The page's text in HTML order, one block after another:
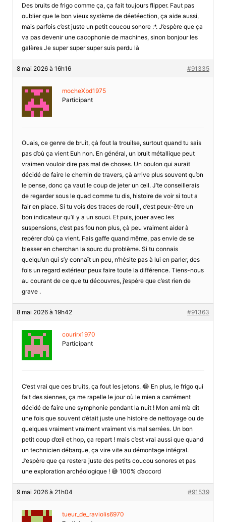
Des bruits de frigo comme ça, ça fait toujours flipper. Faut pas
oublier que le bon vieux système de déetéection, ça aide aussi,
mais parfois c’est juste un petit coucou sonore :*. J’espère que ça
va pas devenir une cacophonie de machines, sinon bonjour les
galères Je super super super suis perdu là
8 mai 2026 à 16h16 #91335
mocheXbd1975
Participant
Ouais, ce genre de bruit, çà fout la trouilse, surtout quand tu sais
pas d’où ça vient Euh non. En général, un bruit métallique peut
vraimen vouloir dire pas mal de choses. Un boulon qui aurait
décidé de faire le chemin de travers, çà arrive plus souvent qu’on
le pense, donc ça vaut le coup de jeter un œil. J’te conseillerais
de regarder sous le quad comme tu dis, histoire de voir si tout a
l’air en place. Si tu vois des traces de rouill, c’est peux-être un
bon indicateur qu’il y a un souci. Et puis, jouer avec les
suspensions, c’est pas fou non plus, çà peu vraiment aider à
repérer d’où ça vient. Fais gaffe quand même, pas envie de se
blesser en cherchan la sourc du problème. Si tu connais
quelqu’un qui s’y connaît un peu, n’hésite pas à lui en parler, des
fois un regard extérieur peux faire toute la différence. Tiens-nous
au courant de ce que tu découvres, j’espére que c’est rien de
grave .
8 mai 2026 à 19h42 #91363
courirx1970
Participant
C’est vrai que ces bruits, ça fout les jetons. 😂 En plus, le frigo qui
fait des siennes, ça me rapelle le jour où le mien a carrément
décidé de faire une symphonie pendant la nuit ! Mon ami m’a dit
une fois que souvent c’était juste une histoire de nettoyage ou de
quelques vraiment vraiment vraiment vis mal serrées. Un bon
petit coup d’œil et hop, ça repart ! mais c’est vrai aussi que quand
un technicien débarque, ça vire vite au démontage intégral.
J’espère que ça restera juste des petits coucou sonores et pas
une exploration archéologique ! 😅 100% d’accord
9 mai 2026 à 21h04 #91539
tueur_de_raviolis6970